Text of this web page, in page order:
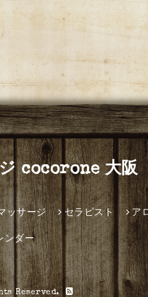
cocorone 大阪
ッサージ セラピスト ア
ンダー
Reserved.